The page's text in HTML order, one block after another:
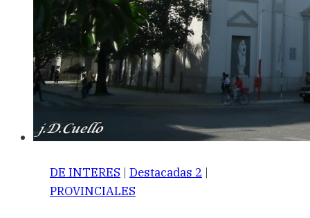
DE INTERES | Destacadas 2 |
PROVINCIALES